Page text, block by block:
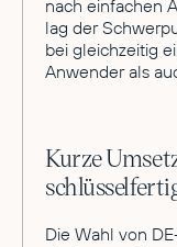
nach einfachen
lag der
bei gleichzeitig
Anwender als
Kurze
Die Wahl von